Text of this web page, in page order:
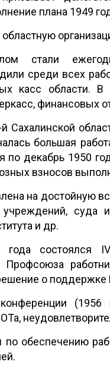
плана 1949
стали
среди всех
касс области.
финансовых
Сахалинской
большая
по декабрь 1950
взносов
на достойную
учреждений, суда
и др.
состоялся
Профсоюза
о
(1956
по обеспечению